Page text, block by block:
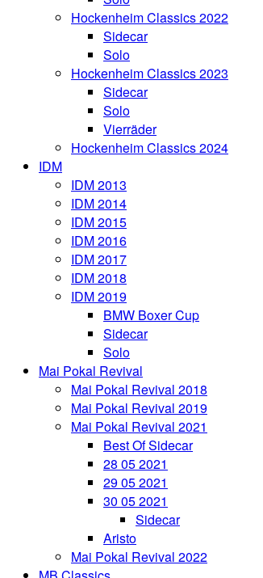
Hockenheim Classics 2022
Sidecar
Solo
Hockenheim Classics 2023
Sidecar
Solo
Vierräder
Hockenheim Classics 2024
IDM
IDM 2013
IDM 2014
IDM 2015
IDM 2016
IDM 2017
IDM 2018
IDM 2019
BMW Boxer Cup
Sidecar
Solo
Mai Pokal Revival
Mai Pokal Revival 2018
Mai Pokal Revival 2019
Mai Pokal Revival 2021
Best Of Sidecar
28 05 2021
29 05 2021
30 05 2021
Sidecar
Aristo
Mai Pokal Revival 2022